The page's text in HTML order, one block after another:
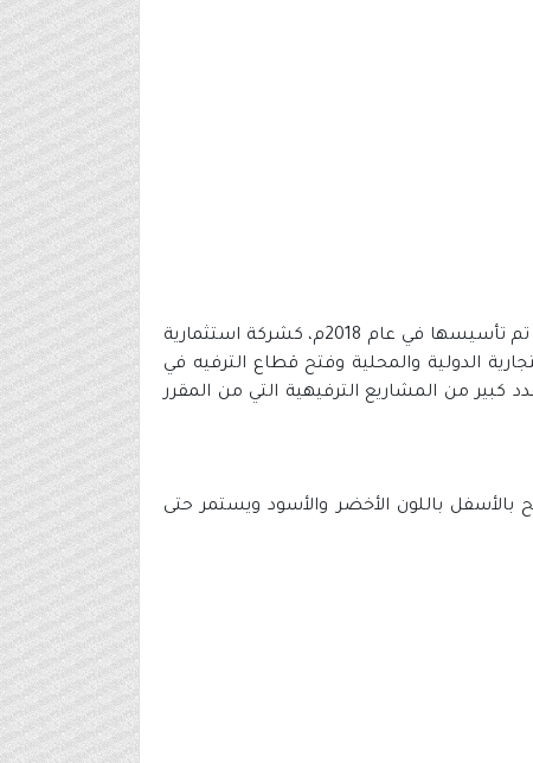
شركة مشاريع الترفيه السعودية (SEVEN) هي الذراع التنفيذي لصندوق الاستثمارات العامة في يخص قطاع الترفيه، تم تأسيسها في عام 2018م، كشركة استثمارية
الدولية والمحلية وفتح قطاع الترفيه في
كبير من المشاريع الترفيهية التي من المقرر
على الرابط التالي الموضح بالأسفل باللون الأخضر والأسود ويستمر حتى